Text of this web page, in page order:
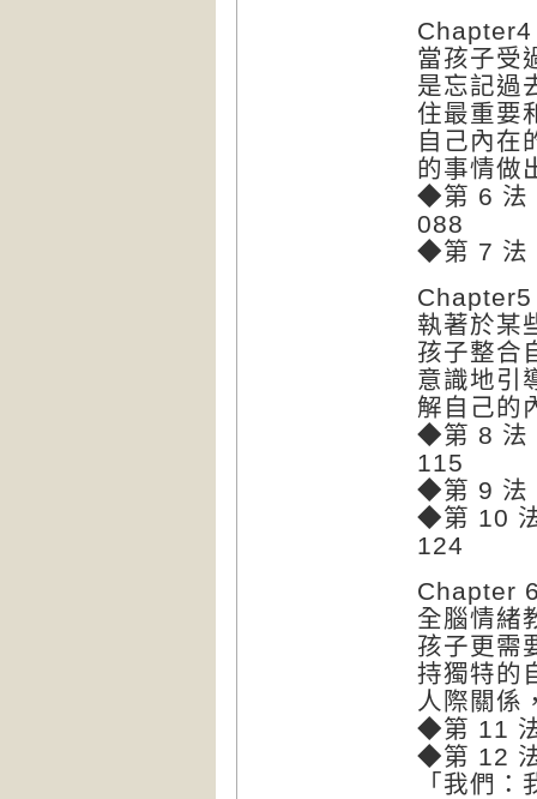
當孩子受
是忘記過
住最重要
自己內在
的事情做
◆第 6 法
088
◆第 7 法
執著於某
孩子整合
意識地引
解自己的
◆第 8 法
115
◆第 9 法
◆第 10
124
Chapter
全腦情緒
孩子更需
持獨特的
人際關係
◆第 11
◆第 12
「我們